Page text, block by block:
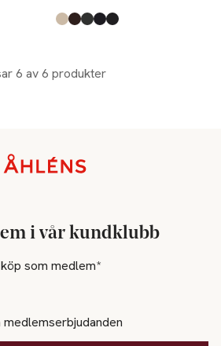
Produkten finns i färgerna:
Nature,
Chocolate Torte
Dark Grey Mel
Totaleclip,
Black Jet,
6 av 6 produkter
i vår kundklubb
som medlem*
medlemserbjudanden